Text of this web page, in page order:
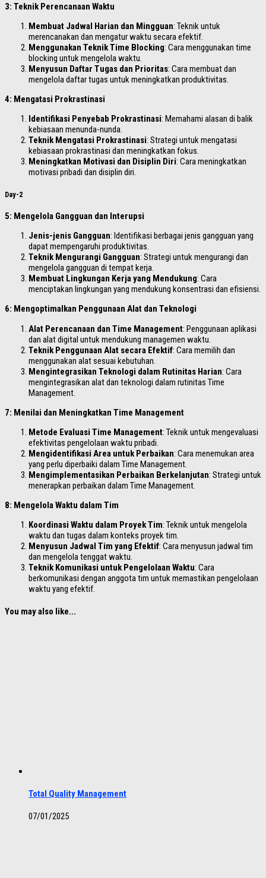
3: Teknik Perencanaan Waktu
Membuat Jadwal Harian dan Mingguan: Teknik untuk
merencanakan dan mengatur waktu secara efektif.
Menggunakan Teknik Time Blocking: Cara menggunakan time
blocking untuk mengelola waktu.
Menyusun Daftar Tugas dan Prioritas: Cara membuat dan
mengelola daftar tugas untuk meningkatkan produktivitas.
4: Mengatasi Prokrastinasi
Identifikasi Penyebab Prokrastinasi: Memahami alasan di balik
kebiasaan menunda-nunda.
Teknik Mengatasi Prokrastinasi: Strategi untuk mengatasi
kebiasaan prokrastinasi dan meningkatkan fokus.
Meningkatkan Motivasi dan Disiplin Diri: Cara meningkatkan
motivasi pribadi dan disiplin diri.
Day-2
5: Mengelola Gangguan dan Interupsi
Jenis-jenis Gangguan: Identifikasi berbagai jenis gangguan yang
dapat mempengaruhi produktivitas.
Teknik Mengurangi Gangguan: Strategi untuk mengurangi dan
mengelola gangguan di tempat kerja.
Membuat Lingkungan Kerja yang Mendukung: Cara
menciptakan lingkungan yang mendukung konsentrasi dan efisiensi.
6: Mengoptimalkan Penggunaan Alat dan Teknologi
Alat Perencanaan dan Time Management: Penggunaan aplikasi
dan alat digital untuk mendukung managemen waktu.
Teknik Penggunaan Alat secara Efektif: Cara memilih dan
menggunakan alat sesuai kebutuhan.
Mengintegrasikan Teknologi dalam Rutinitas Harian: Cara
mengintegrasikan alat dan teknologi dalam rutinitas Time
Management.
7: Menilai dan Meningkatkan Time Management
Metode Evaluasi Time Management: Teknik untuk mengevaluasi
efektivitas pengelolaan waktu pribadi.
Mengidentifikasi Area untuk Perbaikan: Cara menemukan area
yang perlu diperbaiki dalam Time Management.
Mengimplementasikan Perbaikan Berkelanjutan: Strategi untuk
menerapkan perbaikan dalam Time Management.
8: Mengelola Waktu dalam Tim
Koordinasi Waktu dalam Proyek Tim: Teknik untuk mengelola
waktu dan tugas dalam konteks proyek tim.
Menyusun Jadwal Tim yang Efektif: Cara menyusun jadwal tim
dan mengelola tenggat waktu.
Teknik Komunikasi untuk Pengelolaan Waktu: Cara
berkomunikasi dengan anggota tim untuk memastikan pengelolaan
waktu yang efektif.
You may also like...
Total Quality Management
07/01/2025